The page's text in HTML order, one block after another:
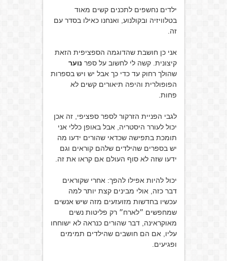
ילדים נחשפים לתכנים קשים מאוד
בטלוויזיה ובקולנוע, ואנחנו כאילו בסדר עם
זה.
אני כן חושבת שהדוגמה הספציפית הזאת
קיצונית. קשה לי לחשוב על ספר נוער
שהולך רחוק עד כדי כך אבל יש ויש בספרות
הפופולרית והיפה תיאורים קשים לא
פחות.
לגבי הפניית הזרקור לספר ספציפי, זה אכן
יכול לעורר היסטריה, אבל באופן כללי אני
תומכת בתפישה שכדאי שהורים ידעו מה
יש בספרים שהילדים שלהם קוראים וגם
ידעו שזה לא סוף העולם אם קראו את זה.
יכול להיות אפילו להפך: אחרי שקוראים
דבר כזה, אולי מבינים קצת יותר למה
עכשיו בחדשות מזועזעים מזה שיש אנשים
שמחפשים ״לארח״ רק פליטות נשים
מאוקראינה, דבר שהורים כנראה לא ישוחחו
עליו, אם הם חושבים שהילדים תמימים
ופגיעים.